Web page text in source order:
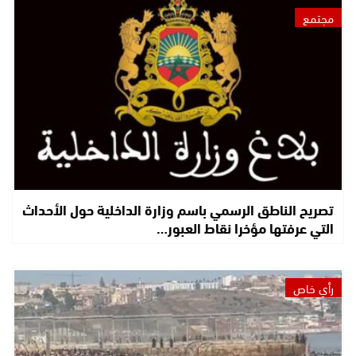
مجتمع
تصريح الناطق الرسمي باسم وزارة الداخلية حول الأحداث
التي عرفتها مؤخرا نقاط العبور…
رأي خاص